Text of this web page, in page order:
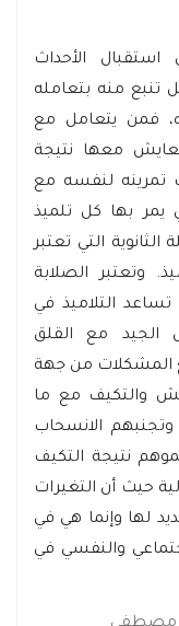
الأحداث
تنبع منه بتعامله
فمن يتعامل مع
معها نتيجة
تمرينه لنفسه مع
يمر بها كل تلميذ
التي تعتبر
وتعتبر الصلابة
التلاميذ في
الجيد مع القلق
المشكلات من جهة
والتكيف مع ما
الانسحاب
نتيجة التكيف
حيث أن التغيرات
لها وإنما هي في
والنفسي في